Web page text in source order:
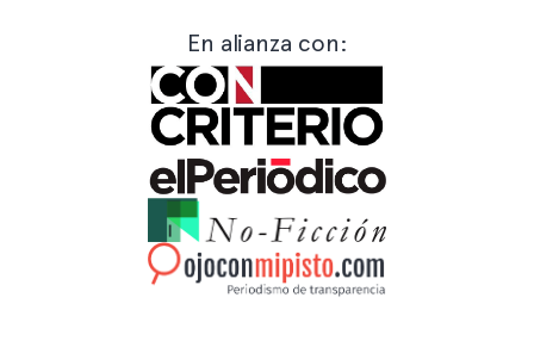
En alianza con: